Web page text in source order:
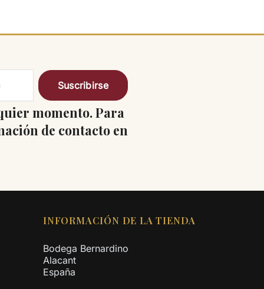
momento. Para
de contacto en
INFORMACIÓN DE LA TIENDA
Bodega Bernardino
Alacant
España